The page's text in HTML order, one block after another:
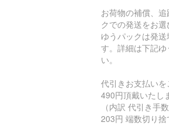
お荷物の補償、
クでの発送をお選
ゆうパックは発
す。詳細は下記
い。
代引きお支払い
490円頂戴いたし
（内訳 代引き手
203円 端数切り捨